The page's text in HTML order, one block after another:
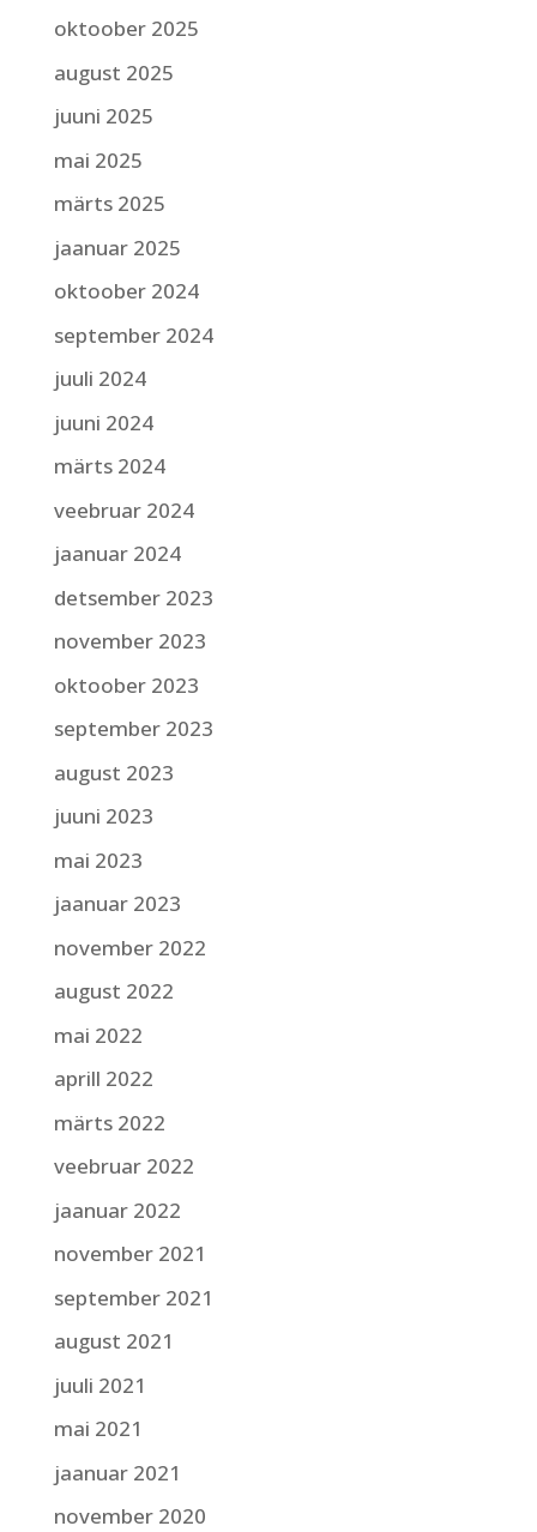
oktoober 2025
august 2025
juuni 2025
mai 2025
märts 2025
jaanuar 2025
oktoober 2024
september 2024
juuli 2024
juuni 2024
märts 2024
veebruar 2024
jaanuar 2024
detsember 2023
november 2023
oktoober 2023
september 2023
august 2023
juuni 2023
mai 2023
jaanuar 2023
november 2022
august 2022
mai 2022
aprill 2022
märts 2022
veebruar 2022
jaanuar 2022
november 2021
september 2021
august 2021
juuli 2021
mai 2021
jaanuar 2021
november 2020